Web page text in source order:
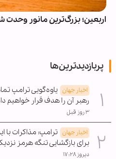
اربعین؛ بزرگ‌ترین مانور
پربازدیدترین‌ها
اخبار جهان یاوه‌گویی ترامپ
رهبر آن را هدف قرار خواهیم
۳ روز قبل
اخبار جهان ترامپ: مذاکرات با
برای بازگشایی تنگه هرمز
دیروز ۱۷:۲۸